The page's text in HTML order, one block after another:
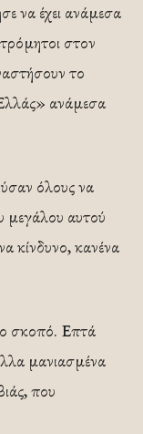
να έχει ανάμεσα
στον
το
ανάμεσα
όλους να
μεγάλου αυτού
κίνδυνο, κανένα
σκοπό. Επτά
μανιασμένα
που